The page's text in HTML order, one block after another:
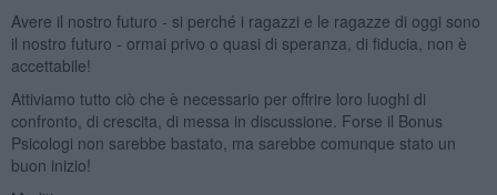
Avere il nostro futuro - si perché i ragazzi e le ragazze di oggi sono
il nostro futuro - ormai privo o quasi di speranza, di fiducia, non è
accettabile!
Attiviamo tutto ciò che è necessario per offrire loro luoghi di
confronto, di crescita, di messa in discussione. Forse il Bonus
Psicologi non sarebbe bastato, ma sarebbe comunque stato un
buon inizio!